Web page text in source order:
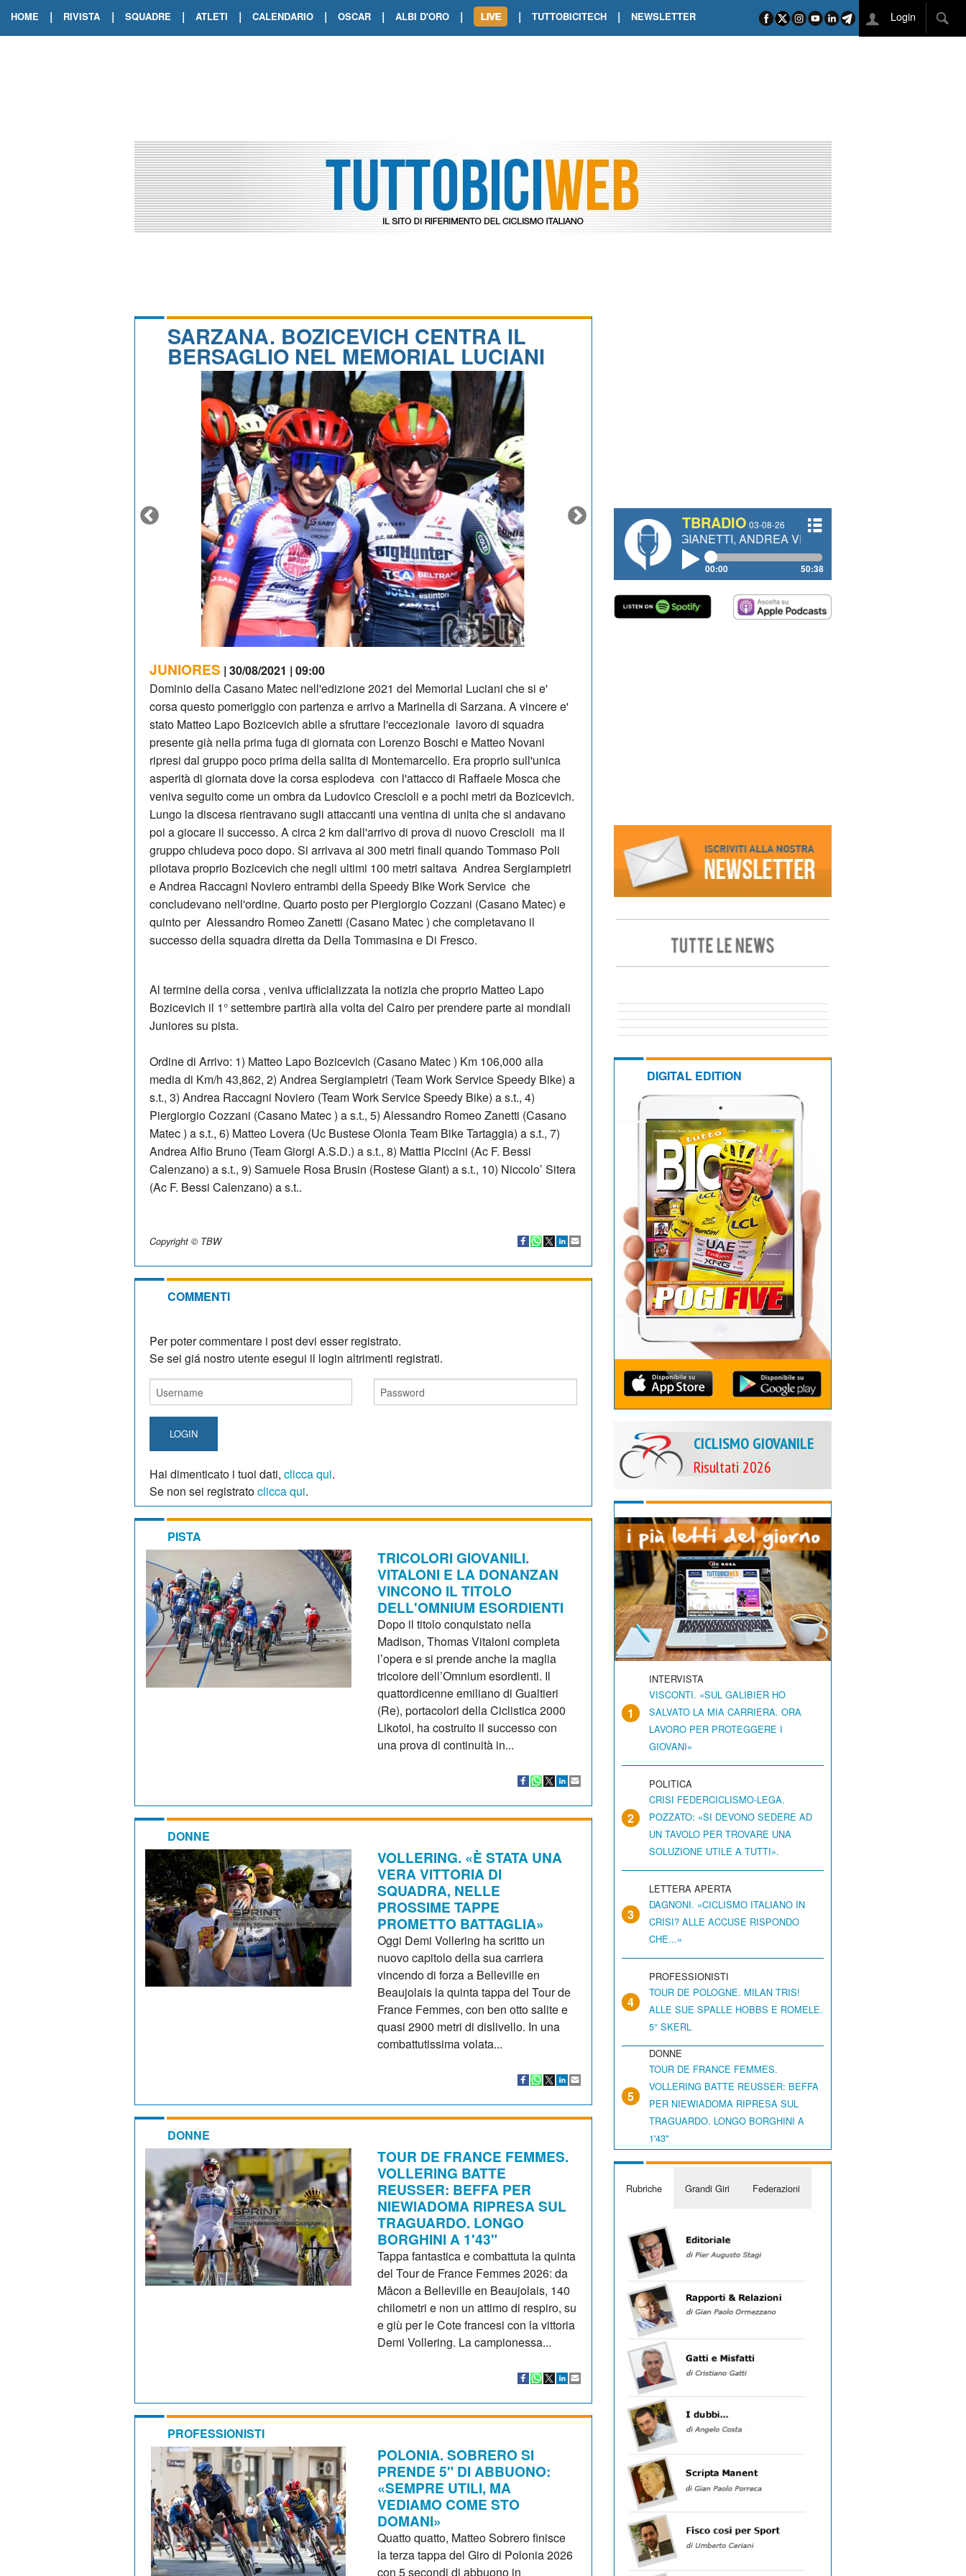
HOME | RIVISTA | SQUADRE | ATLETI | CALENDARIO | OSCAR | ALBI D'ORO |
TOUR DE FRANCE. ORCIERES-MERLETTE INCORONA CARAPAZ
TOUR DE FRANCE. A VOIRON TRIONFO DI PHILIPSEN SU SCHMID E KOOIJ
| TUTTOBICITECH | NEWSLETTER Login
SARZANA. BOZICEVICH CENTRA IL
BERSAGLIO NEL MEMORIAL LUCIANI
JUNIORES | 30/08/2021 | 09:00
Dominio della Casano Matec nell'edizione 2021 del Memorial Luciani che si e'
corsa questo pomeriggio con partenza e arrivo a Marinella di Sarzana. A vincere e'
stato Matteo Lapo Bozicevich abile a sfruttare l'eccezionale lavoro di squadra
presente già nella prima fuga di giornata con Lorenzo Boschi e Matteo Novani
ripresi dal gruppo poco prima della salita di Montemarcello. Era proprio sull'unica
asperità di giornata dove la corsa esplodeva con l'attacco di Raffaele Mosca che
veniva seguito come un ombra da Ludovico Crescioli e a pochi metri da Bozicevich.
Lungo la discesa rientravano sugli attaccanti una ventina di unita che si andavano
poi a giocare il successo. A circa 2 km dall'arrivo di prova di nuovo Crescioli ma il
gruppo chiudeva poco dopo. Si arrivava ai 300 metri finali quando Tommaso Poli
pilotava proprio Bozicevich che negli ultimi 100 metri saltava Andrea Sergiampietri
e Andrea Raccagni Noviero entrambi della Speedy Bike Work Service che
concludevano nell'ordine. Quarto posto per Piergiorgio Cozzani (Casano Matec) e
quinto per Alessandro Romeo Zanetti (Casano Matec ) che completavano il
successo della squadra diretta da Della Tommasina e Di Fresco.
Al termine della corsa , veniva ufficializzata la notizia che proprio Matteo Lapo
Bozicevich il 1° settembre partirà alla volta del Cairo per prendere parte ai mondiali
Juniores su pista.
Ordine di Arrivo: 1) Matteo Lapo Bozicevich (Casano Matec ) Km 106,000 alla
media di Km/h 43,862, 2) Andrea Sergiampietri (Team Work Service Speedy Bike) a
s.t., 3) Andrea Raccagni Noviero (Team Work Service Speedy Bike) a s.t., 4)
Piergiorgio Cozzani (Casano Matec ) a s.t., 5) Alessandro Romeo Zanetti (Casano
Matec ) a s.t., 6) Matteo Lovera (Uc Bustese Olonia Team Bike Tartaggia) a s.t., 7)
Andrea Alfio Bruno (Team Giorgi A.S.D.) a s.t., 8) Mattia Piccini (Ac F. Bessi
Calenzano) a s.t., 9) Samuele Rosa Brusin (Rostese Giant) a s.t., 10) Niccolo’ Sitera
(Ac F. Bessi Calenzano) a s.t..
Copyright © TBW
COMMENTI
Per poter commentare i post devi esser registrato.
Se sei giá nostro utente esegui il login altrimenti registrati.
LOGIN
Hai dimenticato i tuoi dati, clicca qui.
Se non sei registratoclicca qui.
PISTA
TRICOLORI GIOVANILI.
VITALONI E LA DONANZAN
VINCONO IL TITOLO
DELL'OMNIUM ESORDIENTI
Dopo il titolo conquistato nella
Madison, Thomas Vitaloni completa
l’opera e si prende anche la maglia
tricolore dell’Omnium esordienti. Il
quattordicenne emiliano di Gualtieri
(Re), portacolori della Ciclistica 2000
Likotol, ha costruito il successo con
una prova di continuità in...
DONNE
VOLLERING. «È STATA UNA
VERA VITTORIA DI
SQUADRA, NELLE
PROSSIME TAPPE
PROMETTO BATTAGLIA»
Oggi Demi Vollering ha scritto un
nuovo capitolo della sua carriera
vincendo di forza a Belleville en
Beaujolais la quinta tappa del Tour de
France Femmes, con ben otto salite e
quasi 2900 metri di dislivello. In una
combattutissima volata...
DONNE
TOUR DE FRANCE FEMMES.
VOLLERING BATTE
REUSSER: BEFFA PER
NIEWIADOMA RIPRESA SUL
TRAGUARDO. LONGO
BORGHINI A 1'43"
Tappa fantastica e combattuta la quinta
del Tour de France Femmes 2026: da
Mâcon a Belleville en Beaujolais, 140
chilometri e non un attimo di respiro, su
e giù per le Cote francesi con la vittoria
Demi Vollering. La campionessa...
PROFESSIONISTI
POLONIA. SOBRERO SI
PRENDE 5" DI ABBUONO:
«SEMPRE UTILI, MA
VEDIAMO COME STO
DOMANI»
Quatto quatto, Matteo Sobrero finisce
la terza tappa del Giro di Polonia 2026
con 5 secondi di abbuono in
TBRADIO 03-08-26
#334 CHARLY WEGELIUS, MAURO GIANETTI, ANDREA VENDRAME, FILIPPO FIORELLI
00:00 50:38
DIGITAL EDITION
CICLISMO GIOVANILE
Risultati 2026
1
INTERVISTA
VISCONTI. «SUL GALIBIER HO
SALVATO LA MIA CARRIERA. ORA
LAVORO PER PROTEGGERE I
GIOVANI»
2
POLITICA
CRISI FEDERCICLISMO-LEGA.
POZZATO: «SI DEVONO SEDERE AD
UN TAVOLO PER TROVARE UNA
SOLUZIONE UTILE A TUTTI».
3
LETTERA APERTA
DAGNONI. «CICLISMO ITALIANO IN
CRISI? ALLE ACCUSE RISPONDO
CHE...»
4
PROFESSIONISTI
TOUR DE POLOGNE. MILAN TRIS!
ALLE SUE SPALLE HOBBS E ROMELE.
5° SKERL
5
DONNE
TOUR DE FRANCE FEMMES.
VOLLERING BATTE REUSSER: BEFFA
PER NIEWIADOMA RIPRESA SUL
TRAGUARDO. LONGO BORGHINI A
1'43"
Rubriche Grandi Giri Federazioni